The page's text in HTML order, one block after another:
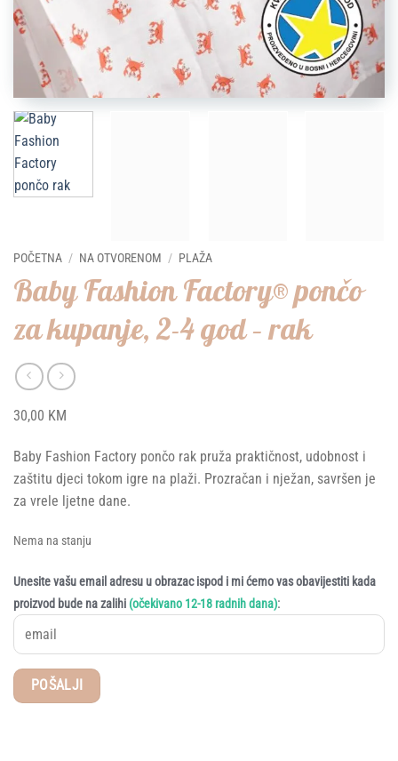
POČETNA / NA OTVORENOM / PLAŽA
Baby Fashion Factory® pončo
za kupanje, 2-4 god – rak
30,00 KM
Baby Fashion Factory pončo rak pruža praktičnost, udobnost i
zaštitu djeci tokom igre na plaži. Prozračan i nježan, savršen je
za vrele ljetne dane.
Nema na stanju
Unesite vašu email adresu u obrazac ispod i mi ćemo vas obavijestiti kada
proizvod bude na zalihi (očekivano 12-18 radnih dana):